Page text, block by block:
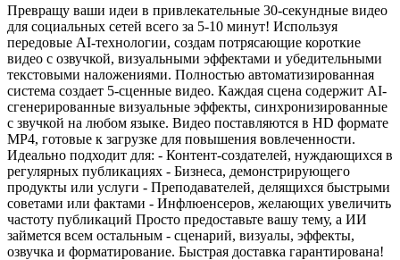
Превращу ваши идеи в привлекательные 30-секундные видео
для социальных сетей всего за 5-10 минут! Используя
передовые AI-технологии, создам потрясающие короткие
видео с озвучкой, визуальными эффектами и убедительными
текстовыми наложениями. Полностью автоматизированная
система создает 5-сценные видео. Каждая сцена содержит AI-
сгенерированные визуальные эффекты, синхронизированные
с звучкой на любом языке. Видео поставляются в HD формате
MP4, готовые к загрузке для повышения вовлеченности.
Идеально подходит для: - Контент-создателей, нуждающихся в
регулярных публикациях - Бизнеса, демонстрирующего
продукты или услуги - Преподавателей, делящихся быстрыми
советами или фактами - Инфлюенсеров, желающих увеличить
частоту публикаций Просто предоставьте вашу тему, а ИИ
займется всем остальным - сценарий, визуалы, эффекты,
озвучка и форматирование. Быстрая доставка гарантирована!